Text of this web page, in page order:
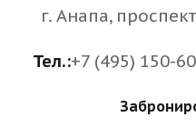
г. Анапа,
Тел.:+7 (495) 150-